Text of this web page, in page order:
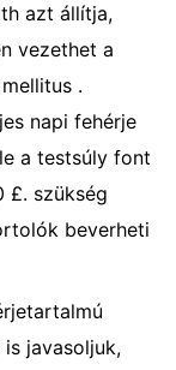
azt állítja,
vezethet a
.
napi fehérje
a testsúly font
£. szükség
beverheti
javasoljuk,